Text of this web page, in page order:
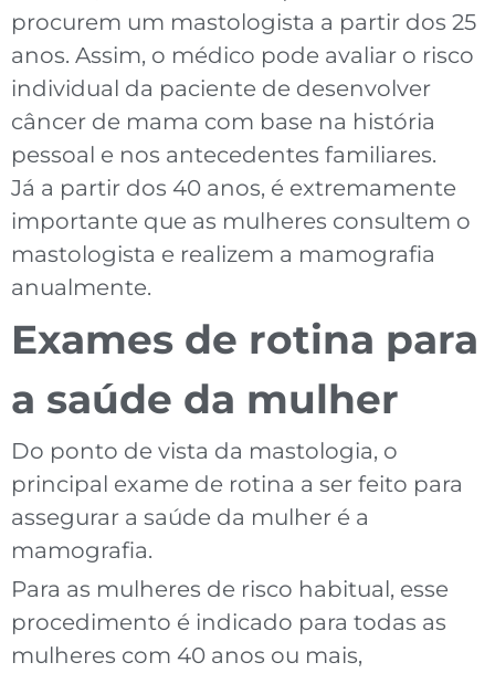
procurem um mastologista a partir dos 25
anos. Assim, o médico pode avaliar o risco
individual da paciente de desenvolver
câncer de mama com base na história
pessoal e nos antecedentes familiares.
Já a partir dos 40 anos, é extremamente
importante que as mulheres consultem o
mastologista e realizem a mamografia
anualmente.
Exames de rotina para
a saúde da mulher
Do ponto de vista da mastologia, o
principal exame de rotina a ser feito para
assegurar a saúde da mulher é a
mamografia.
Para as mulheres de risco habitual, esse
procedimento é indicado para todas as
mulheres com 40 anos ou mais,